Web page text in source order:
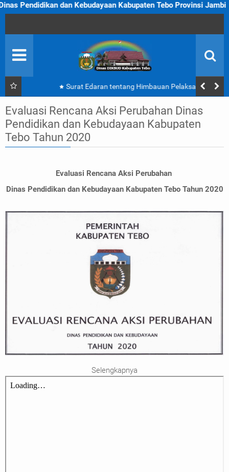
dan Kebudayaan Kabupaten Tebo Provinsi Jambi
Surat Edaran tentang Himbauan Pelaksanaan Hari
Belajar Guru | Disdikbud Kabupaten Tebo
Evaluasi Rencana Aksi Perubahan Dinas
Pendidikan dan Kebudayaan Kabupaten
Tebo Tahun 2020
Evaluasi Rencana Aksi Perubahan
Dinas Pendidikan dan Kebudayaan Kabupaten Tebo Tahun 2020
Selengkapnya
PROFIL
U P T D
SOP
TEBO PINTAR
J D I H